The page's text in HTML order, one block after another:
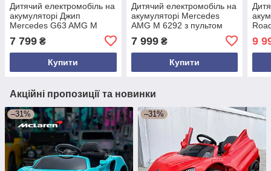
Дитячий електромобіль на
акумуляторі Джип
Mercedes G63 AMG M
радіокерування для дітей
3-8 років Білий
7 799 ₴
Купити
Дитячий електромобіль на
акумуляторі Mercedes
AMG M 6292 з пультом
радіокерування для дітей
3-8 років Чорний
7 999₴
Купити
9
Акційні пропозиції та новинки
–31% –31%